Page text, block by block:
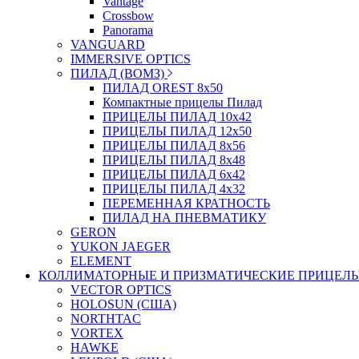
Crossbow
Panorama
VANGUARD
IMMERSIVE OPTICS
ПИЛАД (ВОМЗ)
ПИЛАД OREST 8х50
Компактные прицелы Пилад
ПРИЦЕЛЫ ПИЛАД 10х42
ПРИЦЕЛЫ ПИЛАД 12х50
ПРИЦЕЛЫ ПИЛАД 8х56
ПРИЦЕЛЫ ПИЛАД 8х48
ПРИЦЕЛЫ ПИЛАД 6х42
ПРИЦЕЛЫ ПИЛАД 4х32
ПЕРЕМЕННАЯ КРАТНОСТЬ
ПИЛАД НА ПНЕВМАТИКУ
GERON
YUKON JAEGER
ELEMENT
КОЛЛИМАТОРНЫЕ И ПРИЗМАТИЧЕСКИЕ
VECTOR OPTICS
HOLOSUN (США)
NORTHTAC
VORTEX
HAWKE